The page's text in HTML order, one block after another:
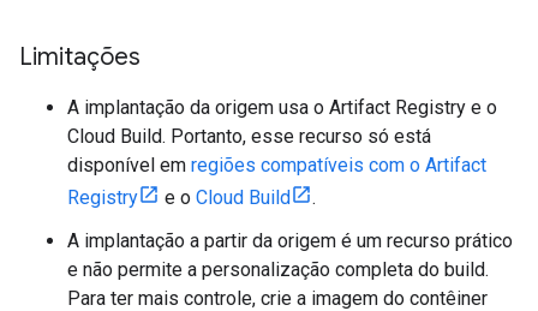
Limitações
A implantação da origem usa o Artifact Registry e o
Cloud Build. Portanto, esse recurso só está
disponível em regiões compatíveis com o Artifact
Registry
e o Cloud Build
.
A implantação a partir da origem é um recurso prático
e não permite a personalização completa do build.
Para ter mais controle, crie a imagem do contêiner